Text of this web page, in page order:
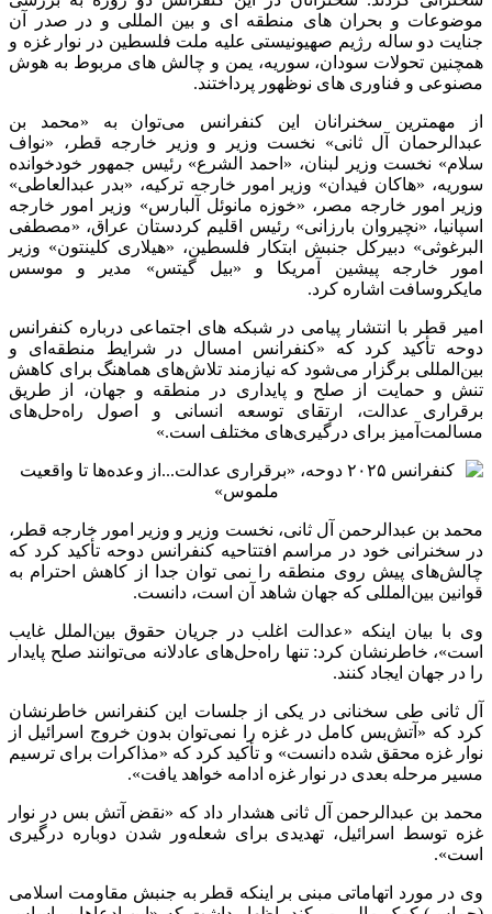
موضوعات و بحران های منطقه ای و بین المللی و در صدر آن
جنایت دو ساله رژیم صهیونیستی علیه ملت فلسطین در نوار غزه و
همچنین تحولات سودان، سوریه، یمن و چالش های مربوط به هوش
مصنوعی و فناوری های نوظهور پرداختند.
از مهمترین سخنرانان این کنفرانس می‌توان به «محمد بن
عبدالرحمان آل ثانی» نخست وزیر و وزیر خارجه قطر، «نواف
سلام» نخست وزیر لبنان، «احمد الشرع» رئیس‌ جمهور خودخوانده
سوریه، «هاکان فیدان» وزیر امور خارجه ترکیه، «بدر عبدالعاطی»
وزیر امور خارجه مصر، «خوزه مانوئل آلبارس» وزیر امور خارجه
اسپانیا، «نچیروان بارزانی» رئیس اقلیم کردستان عراق، «مصطفی
البرغوثی» دبیرکل جنبش ابتکار فلسطین، «هیلاری کلینتون» وزیر
امور خارجه پیشین آمریکا و «بیل گیتس» مدیر و موسس
مایکروسافت اشاره کرد.
امیر قطر با انتشار پیامی در شبکه های اجتماعی درباره کنفرانس
دوحه تأکید کرد که «کنفرانس امسال در شرایط منطقه‌ای و
بین‌المللی برگزار می‌شود که نیازمند تلاش‌های هماهنگ برای کاهش
تنش و حمایت از صلح و پایداری در منطقه و جهان، از طریق
برقراری عدالت، ارتقای توسعه انسانی و اصول راه‌حل‌های
مسالمت‌آمیز برای درگیری‌های مختلف است.»
محمد بن عبدالرحمن آل ثانی، نخست وزیر و وزیر امور خارجه قطر،
در سخنرانی خود در مراسم افتتاحیه کنفرانس دوحه تأکید کرد که
چالش‌های پیش روی منطقه را نمی توان جدا از کاهش احترام به
قوانین بین‌المللی که جهان شاهد آن است، دانست.
وی با بیان اینکه «عدالت اغلب در جریان حقوق بین‌الملل غایب
است»، خاطرنشان کرد: تنها راه‌حل‌های عادلانه می‌توانند صلح پایدار
را در جهان ایجاد کنند.
آل ثانی طی سخنانی در یکی از جلسات این کنفرانس خاطرنشان
کرد که «آتش‌بس کامل در غزه را نمی‌توان بدون خروج اسرائیل از
نوار غزه محقق شده دانست» و تأکید کرد که «مذاکرات برای ترسیم
مسیر مرحله بعدی در نوار غزه ادامه خواهد یافت».
محمد بن عبدالرحمن آل ثانی هشدار داد که «نقض آتش بس در نوار
غزه توسط اسرائیل، تهدیدی برای شعله‌ور شدن دوباره درگیری
است».
وی در مورد اتهاماتی مبنی بر اینکه قطر به جنبش مقاومت اسلامی